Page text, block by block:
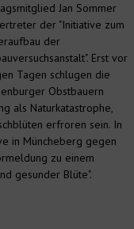
Jan Sommer
der "Initiative zum
der
Erst vor
Tagen schlugen die
Obstbauern
als Naturkatastrophe,
erfroren sein. In
in Müncheberg gegen
zu einem
gesunder Blüte".